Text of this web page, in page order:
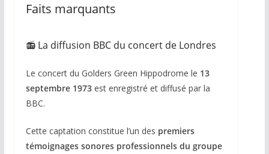
Faits marquants
📻 La diffusion BBC du concert de Londres
Le concert du Golders Green Hippodrome le 13
septembre 1973est enregistré et diffusé par la
BBC.
Cette captation constitue l’un des premiers
témoignages sonores professionnels du groupe